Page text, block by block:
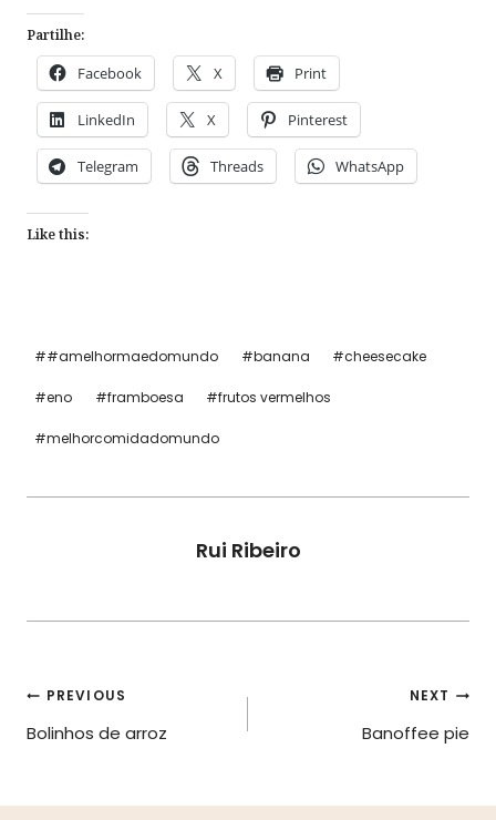
Partilhe:
Facebook X Print
LinkedIn X Pinterest
Telegram Threads WhatsApp
Like this:
Post
##amelhormaedomundo #banana #cheesecake
#eno #framboesa #frutos vermelhos
#melhorcomidadomundo
Rui Ribeiro
Navegação
de
artigos
PREVIOUS
Bolinhos de arroz
NEXT
Banoffee pie